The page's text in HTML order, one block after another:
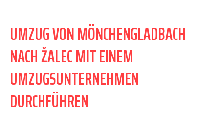
UMZUG VON MÖNCHENGLADBACH
NACH ŽALEC MIT EINEM
UMZUGSUNTERNEHMEN
DURCHFÜHREN